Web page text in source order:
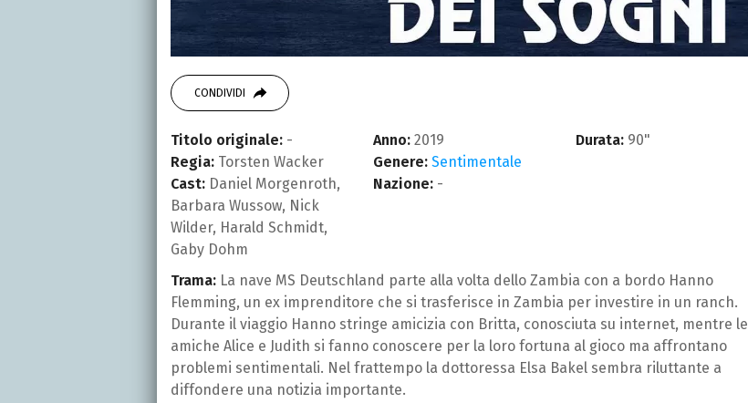
CONDIVIDI
Titolo originale: -
Regia: Torsten Wacker
Cast: Daniel Morgenroth,
Barbara Wussow, Nick
Wilder, Harald Schmidt,
Gaby Dohm
Anno: 2019
Genere: Sentimentale
Nazione: -
Durata: 90"
Trama: La nave MS Deutschland parte alla volta dello Zambia con a bordo Hanno
Flemming, un ex imprenditore che si trasferisce in Zambia per investire in un ranch.
Durante il viaggio Hanno stringe amicizia con Britta, conosciuta su internet, mentre le
amiche Alice e Judith si fanno conoscere per la loro fortuna al gioco ma affrontano
problemi sentimentali. Nel frattempo la dottoressa Elsa Bakel sembra riluttante a
diffondere una notizia importante.